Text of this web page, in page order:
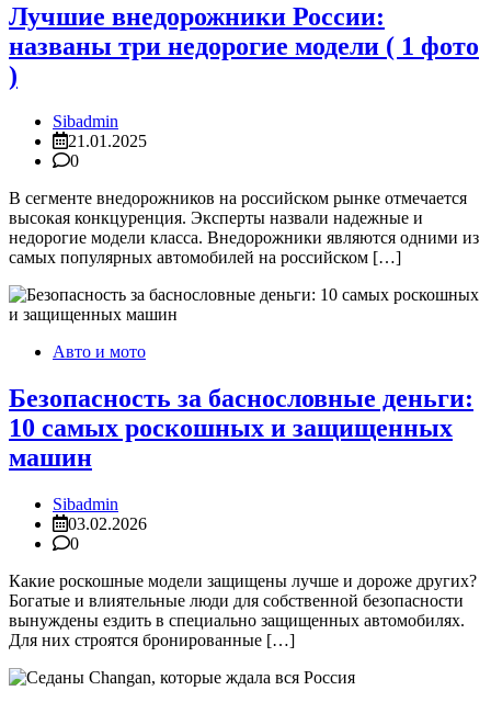
Лучшие внедорожники России:
названы три недорогие модели ( 1 фото
)
Sibadmin
21.01.2025
0
В сегменте внедорожников на российском рынке отмечается
высокая конкцуренция. Эксперты назвали надежные и
недорогие модели класса. Внедорожники являются одними из
самых популярных автомобилей на российском […]
Авто и мото
Безопасность за баснословные деньги:
10 самых роскошных и защищенных
машин
Sibadmin
03.02.2026
0
Какие роскошные модели защищены лучше и дороже других?
Богатые и влиятельные люди для собственной безопасности
вынуждены ездить в специально защищенных автомобилях.
Для них строятся бронированные […]